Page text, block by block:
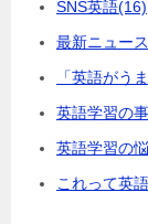
SNS英語(16)
最新ニュー
「英語がう
英語学習の
英語学習の
これって英